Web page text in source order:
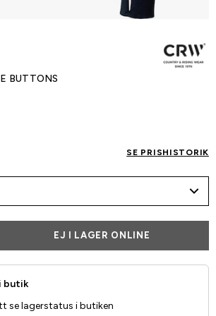
BUTTONS
SE PRISHISTORIK
EJ I LAGER ONLINE
butik
se lagerstatus i butiken